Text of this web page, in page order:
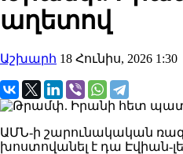
աղետով
Աշխարհ 18 Հունիս, 2026 1:30
ԱՄՆ-ի շարունակական
խոստովանել է դա Էվիան-